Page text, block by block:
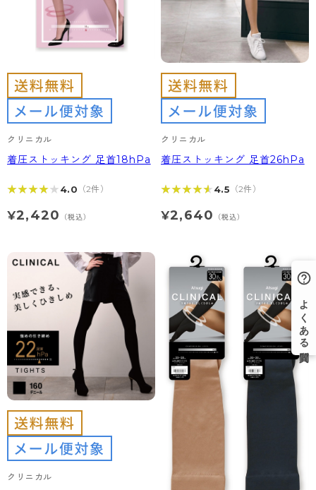
クリニカル
着圧ストッキング 足首18hPa
★★★★★
★★★★★4.0 （2件）
¥2,420 （税込）
クリニカル
着圧ストッキング 足首26hPa
★★★★★
★★★★★4.5 （2件）
¥2,640 （税込）
クリニカル